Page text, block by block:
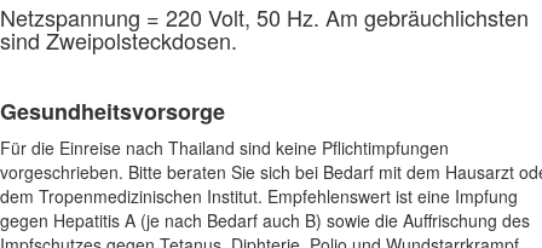
Netzspannung = 220 Volt, 50 Hz. Am gebräuchlichsten
sind Zweipolsteckdosen.
Gesundheitsvorsorge
Für die Einreise nach Thailand sind keine Pflichtimpfungen
vorgeschrieben. Bitte beraten Sie sich bei Bedarf mit dem Hausarzt
dem Tropenmedizinischen Institut. Empfehlenswert ist eine Impfung
gegen Hepatitis A (je nach Bedarf auch B) sowie die Auffrischung des